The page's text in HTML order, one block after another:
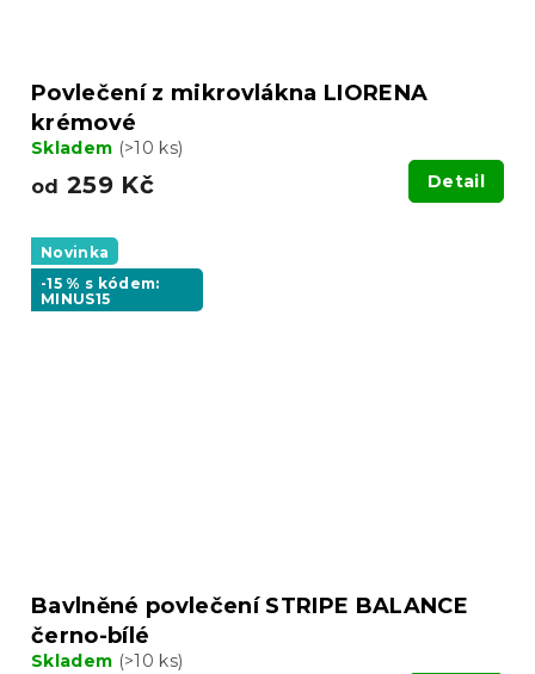
Povlečení z mikrovlákna LIORENA
krémové
Skladem (>10 ks)
od 259 Kč Detail
Novinka
-15 % s kódem:
MINUS15
Bavlněné povlečení STRIPE BALANCE
černo-bílé
Skladem (>10 ks)